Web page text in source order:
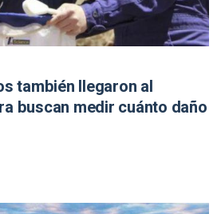
también llegaron al
buscan medir cuánto daño